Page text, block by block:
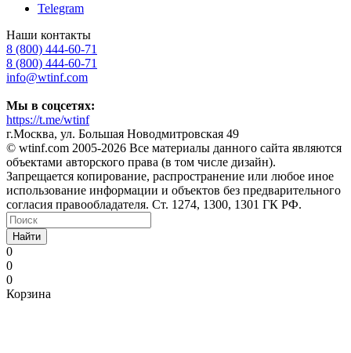
Telegram
Наши контакты
8 (800) 444-60-71
8 (800) 444-60-71
info@wtinf.com
Мы в соцсетях:
https://t.me/wtinf
г.Москва, ул. Большая Новодмитровская 49
©️ wtinf.com 2005-2026 Все материалы данного сайта являются
объектами авторского права (в том числе дизайн).
Запрещается копирование, распространение или любое иное
использование информации и объектов без предварительного
согласия правообладателя. Ст. 1274, 1300, 1301 ГК РФ.
Найти
0
0
0
Корзина